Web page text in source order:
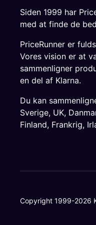
Siden 1999 har
med at finde de
PriceRunner er
Vores vision er at
sammenligner
en del af Klarna.
Du kan
Sverige, UK,
Finland, Frankrig,
Copyright 1999-2026